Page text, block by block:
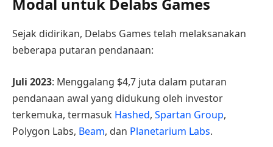
Modal untuk Delabs Games
Sejak didirikan, Delabs Games telah melaksanakan
beberapa putaran pendanaan:
Juli 2023: Menggalang $4,7 juta dalam putaran
pendanaan awal yang didukung oleh investor
terkemuka, termasuk Hashed, Spartan Group,
Polygon Labs, Beam, dan Planetarium Labs.